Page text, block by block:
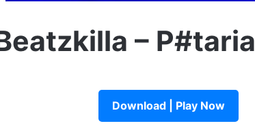
– P#taria
Download | Play Now